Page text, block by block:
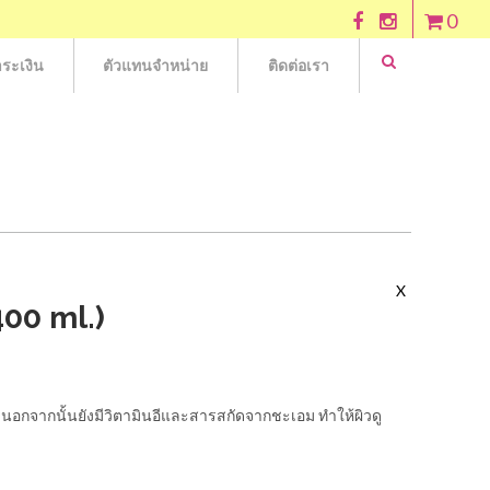
0
ะเงิน ตัวแทนจำหน่าย ติดต่อเรา
X
ml.)
อกจากนั้นยังมีวิตามินอีและสารสกัดจากชะเอม ทำให้ผิวดู